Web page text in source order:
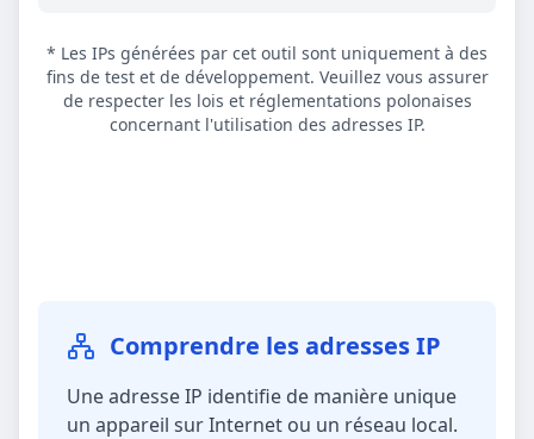
* Les IPs générées par cet outil sont uniquement à des
fins de test et de développement. Veuillez vous assurer
de respecter les lois et réglementations polonaises
concernant l'utilisation des adresses IP.
Comprendre les adresses IP
Une adresse IP identifie de manière unique
un appareil sur Internet ou un réseau local.